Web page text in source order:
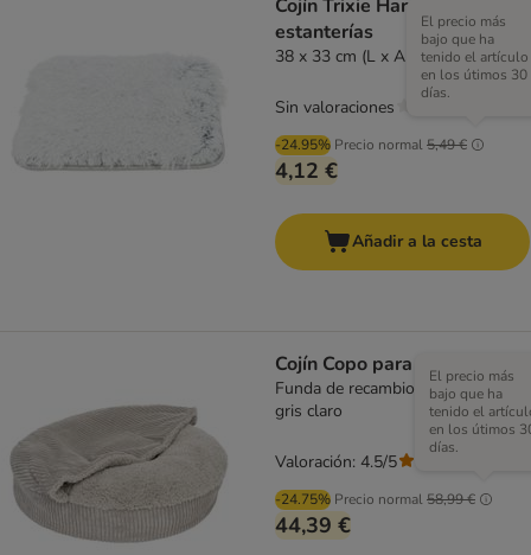
Cojín Trixie Harvey para
estanterías
38 x 33 cm (L x An)
-24.95% Precio normal5,49 €
El precio más
bajo que ha
tenido el artículo
en los útimos 30
días.
4,12 €
Sin valoraciones
Añadir a la cesta
Cojín Copo para perros
Funda de recambio 125 cm (Diám),
gris claro
-24.75% Precio normal58,99 €
El precio más
bajo que ha
tenido el
en los útimos
días.
44,39 €
Valoración: 4.5/5